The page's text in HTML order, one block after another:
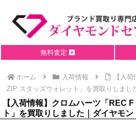
無料査定
ホーム 入荷情報
【入
ZIP スタッズウォレット」を買取りしまし
【入荷情報】クロムハーツ「REC
ト」を買取りしました｜ダイヤモ